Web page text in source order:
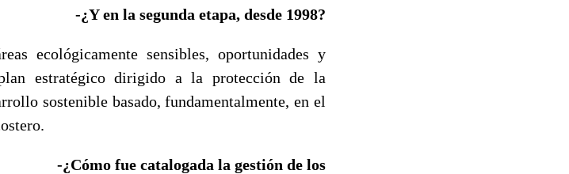
-¿Y en la segunda etapa, desde 1998?
ecológicamente sensibles, oportunidades y
estratégico dirigido a la protección de la
sostenible basado, fundamentalmente, en el
-¿Cómo fue catalogada la gestión de los